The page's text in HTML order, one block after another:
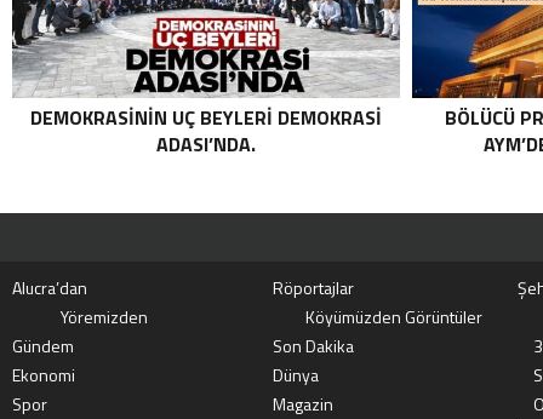
DEMOKRASININ UÇ BEYLERI DEMOKRASI
ADASI’NDA.
BÖLÜCÜ
Alucra’dan Röportajlar
Yöremizden
Köyümüzden Görüntüler
Gündem
Son Dakika
Ekonomi
Dünya
Spor
Magazin